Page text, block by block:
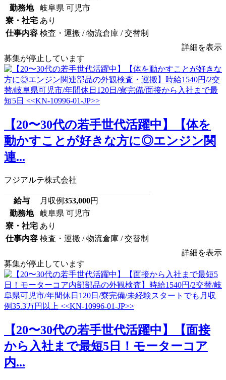
勤務地
岐阜県 可児市
寮・社宅 あり
仕事内容 検査・運搬 / 物流倉庫 / 交替制
詳細を表示
募集が停止しています
【20〜30代の若手世代活躍中】【体を
動かすことが好きな方に◎エンジン関
連...
フジアルテ株式会社
給与 月収例353,000円
勤務地
岐阜県 可児市
寮・社宅 あり
仕事内容 検査・運搬 / 物流倉庫 / 交替制
詳細を表示
募集が停止しています
【20〜30代の若手世代活躍中】【面接
から入社まで最短5日！モーターコア
内...